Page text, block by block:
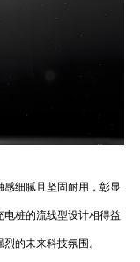
细腻且坚固耐用，彰显
桩的流线型设计相得益
的未来科技氛围。